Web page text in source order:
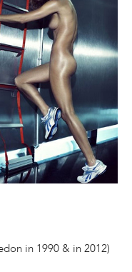
in 1990 & in 2012)